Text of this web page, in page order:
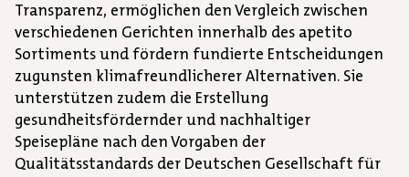
Transparenz, ermöglichen den Vergleich zwischen
verschiedenen Gerichten innerhalb des apetito
Sortiments und fördern fundierte Entscheidungen
zugunsten klimafreundlicherer Alternativen. Sie
unterstützen zudem die Erstellung
gesundheitsfördernder und nachhaltiger
Speisepläne nach den Vorgaben der
Qualitätsstandards der Deutschen Gesellschaft für